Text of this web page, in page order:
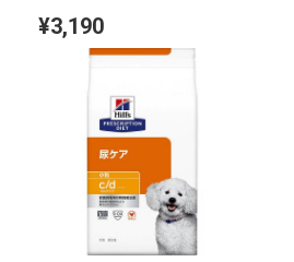
¥3,190